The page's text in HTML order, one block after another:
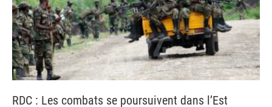
RDC : Les combats se poursuivent dans l’Est